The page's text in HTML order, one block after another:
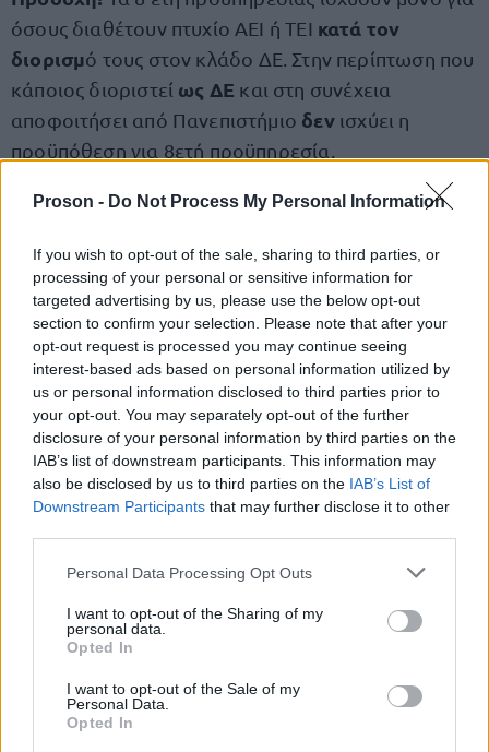
Proson - Do Not Process My Personal Information
If you wish to opt-out of the sale, sharing to third parties, or
processing of your personal or sensitive information for
targeted advertising by us, please use the below opt-out
section to confirm your selection. Please note that after your
opt-out request is processed you may continue seeing
interest-based ads based on personal information utilized by
us or personal information disclosed to third parties prior to
your opt-out. You may separately opt-out of the further
disclosure of your personal information by third parties on the
IAB’s list of downstream participants. This information may
also be disclosed by us to third parties on the IAB’s List of
Downstream Participants that may further disclose it to other
Please note that this website/app uses one or more Google
not limited to your visit or usage behaviour. You may click to
grant or deny consent to Google and its third-party tags to
use your data for below specified purposes in below Google
consent section.
Personal Data Processing Opt Outs
I want to opt-out of the Sharing of my
personal data.
Opted In
I want to opt-out of the Sale of my
Personal Data.
Opted In
όσους διαθέτουν πτυχίο ΑΕΙ ή ΤΕΙ κατά τον
διορισμό τους στον κλάδο ΔΕ. Στην περίπτωση που
κάποιος διοριστεί ως ΔΕ και στη συνέχεια
αποφοιτήσει από Πανεπιστήμιο δενισχύει η
προϋπόθεση για 8ετή προϋπηρεσία.
Ο διαγωνισμός 8Κ/2024 δίνει την ευκαιρία σε
απόφοιτους Γενικών Λυκείων και ΕΠΑΛ να
διεκδικήσουν μία μόνιμη θέση στο δημόσιο.
Ζητούνται διάφορες ειδικότητες, όπως διοικητικοί
υπάλληλοι γραφείου, κηπουροί ,υδραυλικοί
κλητήρες,δασοφύλακες,βοηθοί
βρεφονηπιοκόμοι,οδηγοί,υδρομετρητές,βοηθοί
και άλλες ειδικότητες.
Οι 2.217 θέσεις σε φορείς του δημόσιου σε όλη τη
χώρα όπως σεΚΕΠ,Περιφέρειες,Δήμους, στη
, στην Πυροσβεστική
Επιδαύρου αλλά και στα γραφεία του
υπουργείου
Παιδείας